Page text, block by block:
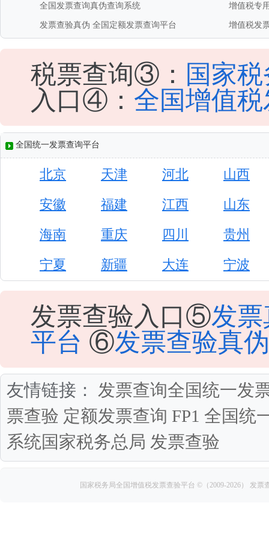
全国发票查询真伪查询系统 增值税专
发票查验真伪 全国定额发票查询平台 增值税发
税票查询③： 国家
入口④： 全国增值
全国统一发票查询平台
北京 天津 河北
山西
安徽
福建 江西
山东
海南
重庆 四川
贵州
宁夏
新疆 大连 宁波
发票查验入口⑤发
平台 ⑥发票查验真
友情链接： 发票查询全国统一发
票查验 定额发票查询 FP1 全国统
系统国家税务总局 发票查验
国家税务局全国增值税发票查验平台©（2009-2026） 发票